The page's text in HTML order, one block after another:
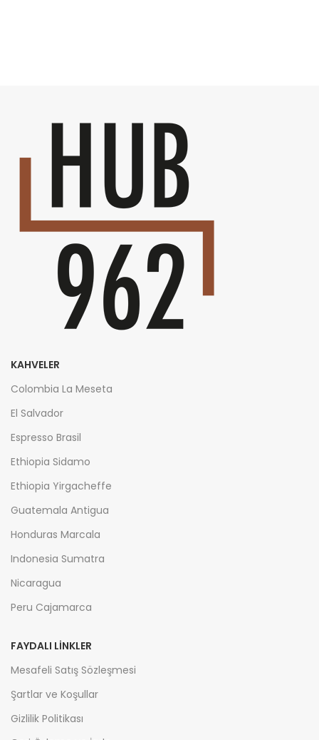
KAHVELER
Colombia La Meseta
El Salvador
Espresso Brasil
Ethiopia Sidamo
Ethiopia Yirgacheffe
Guatemala Antigua
Honduras Marcala
Indonesia Sumatra
Nicaragua
Peru Cajamarca
FAYDALI LİNKLER
Mesafeli Satış Sözleşmesi
Şartlar ve Koşullar
Gizlilik Politikası